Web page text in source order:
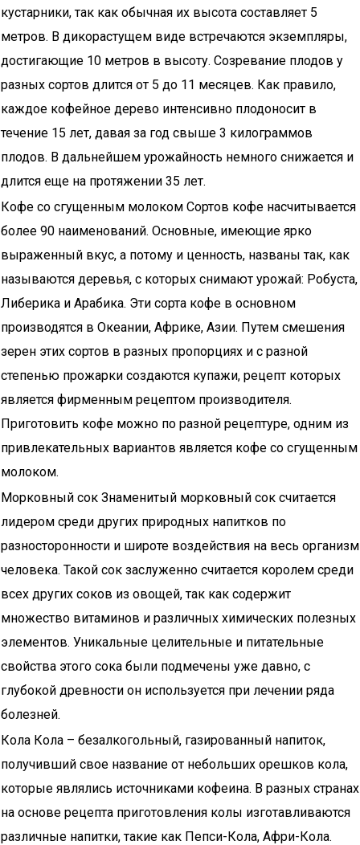
кустарники, так как обычная их высота составляет 5
метров. В дикорастущем виде встречаются экземпляры,
достигающие 10 метров в высоту. Созревание плодов у
разных сортов длится от 5 до 11 месяцев. Как правило,
каждое кофейное дерево интенсивно плодоносит в
течение 15 лет, давая за год свыше 3 килограммов
плодов. В дальнейшем урожайность немного снижается и
длится еще на протяжении 35 лет.
Кофе со сгущенным молоком Сортов кофе насчитывается
более 90 наименований. Основные, имеющие ярко
выраженный вкус, а потому и ценность, названы так, как
называются деревья, с которых снимают урожай: Робуста,
Либерика и Арабика. Эти сорта кофе в основном
производятся в Океании, Африке, Азии. Путем смешения
зерен этих сортов в разных пропорциях и с разной
степенью прожарки создаются купажи, рецепт которых
является фирменным рецептом производителя.
Приготовить кофе можно по разной рецептуре, одним из
привлекательных вариантов является кофе со сгущенным
молоком.
Морковный сок Знаменитый морковный сок считается
лидером среди других природных напитков по
разносторонности и широте воздействия на весь организм
человека. Такой сок заслуженно считается королем среди
всех других соков из овощей, так как содержит
множество витаминов и различных химических полезных
элементов. Уникальные целительные и питательные
свойства этого сока были подмечены уже давно, с
глубокой древности он используется при лечении ряда
болезней.
Кола Кола – безалкогольный, газированный напиток,
получивший свое название от небольших орешков кола,
которые являлись источниками кофеина. В разных странах
на основе рецепта приготовления колы изготавливаются
различные напитки, такие как Пепси-Кола, Афри-Кола.